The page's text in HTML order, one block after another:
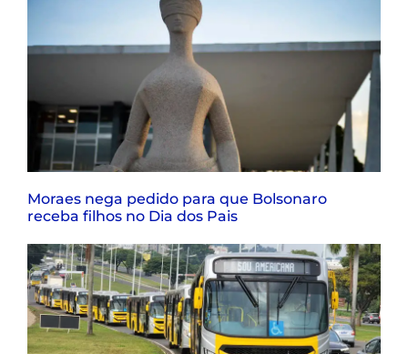
Moraes nega pedido para que Bolsonaro
receba filhos no Dia dos Pais